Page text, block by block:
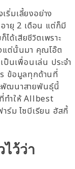
ริ่มเลี้ยงอย่าง
ายุ 2 เดือน แต่ก็มี
ด้เสียชีวิตเพราะ
แต่นั้นมา คุณโอ๊ต
นเพื่อนเล่น ประจำ
ข้อมูลทุกด้านที่
พัฒนาสายพันธุ์นี้
ทำให้ Allbest
ร์ม ไซบีเรียน ฮัสกี้
ว้ว่า